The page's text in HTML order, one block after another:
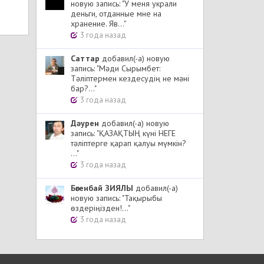
новую запись: "У меня украли
деньги, отданные мне на
хранение. Яв..."
3 года назад
Cаттар добавил(-а) новую
запись: "Мәди Сырымбет:
Тәліптермен кездесудің не мәні
бар?..."
3 года назад
Дәурен добавил(-а) новую
запись: "ҚАЗАҚТЫҢ күні НЕГЕ
тәліптерге қарап қалуы мүмкін?
..."
3 года назад
Бөгенбай ЗИЯЛЫ добавил(-а)
новую запись: "Тақырыбы
өздеріңізден!..."
3 года назад